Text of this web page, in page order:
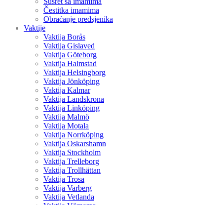
Čestitka imamima
Obraćanje predsjenika
Vaktije
Vaktija Borås
Vaktija Gislaved
Vaktija Göteborg
Vaktija Halmstad
Vaktija Helsingborg
Vaktija Jönköping
Vaktija Kalmar
Vaktija Landskrona
Vaktija Linköping
Vaktija Malmö
Vaktija Motala
Vaktija Norrköping
Vaktija Oskarshamn
Vaktija Stockholm
Vaktija Trelleborg
Vaktija Trollhättan
Vaktija Trosa
Vaktija Varberg
Vaktija Vetlanda